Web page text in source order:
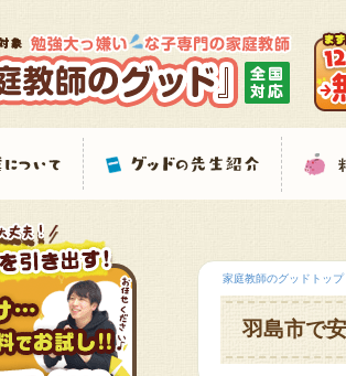
家庭教師のグッドトップ
羽島市で